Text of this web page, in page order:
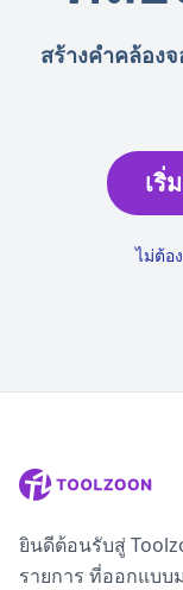
สร้างคำคล้อง
เริ่
ไม่ต้อ
ยินดีต้อนรับสู่
รายการ ที่ออกแบ